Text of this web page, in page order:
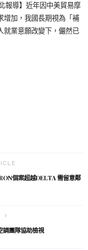
報導】近年因中美貿易摩
增加，我國長期視為「補
就業意願改變下，儼然已
個案超越DELTA 需留意鄰
調團隊協助檢視